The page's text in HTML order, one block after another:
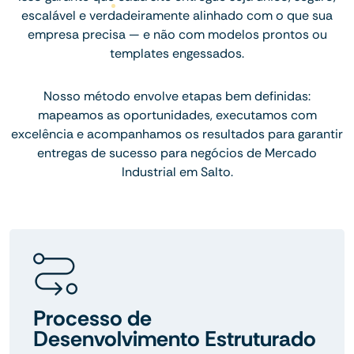
escalável e verdadeiramente alinhado com o que sua
empresa precisa — e não com modelos prontos ou
templates engessados.
Nosso método envolve etapas bem definidas:
mapeamos as oportunidades, executamos com
excelência e acompanhamos os resultados para garantir
entregas de sucesso para negócios de Mercado
Industrial em Salto.
Processo de
Desenvolvimento Estruturado